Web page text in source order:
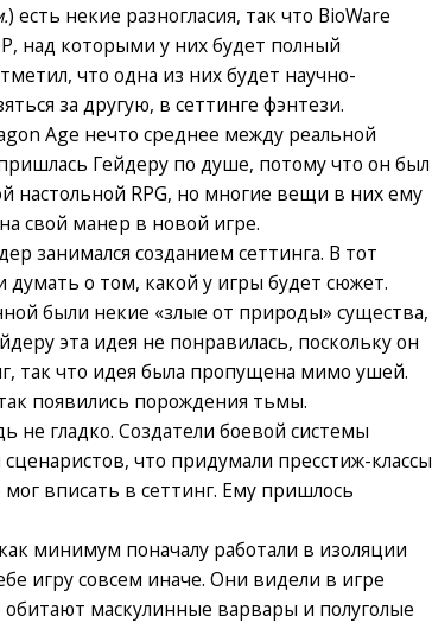
) есть некие разногласия, так что BioWare
над которыми у них будет полный
что одна из них будет научно-
за другую, в сеттинге фэнтези.
Age нечто среднее между реальной
Гейдеру по душе, потому что он был
настольной RPG, но многие вещи в них ему
свой манер в новой игре.
занимался созданием сеттинга. В тот
о том, какой у игры будет сюжет.
были некие «злые от природы» существа,
эта идея не понравилась, поскольку он
так что идея была пропущена мимо ушей.
появились порождения тьмы.
не гладко. Создатели боевой системы
что придумали пресстиж-классы
вписать в сеттинг. Ему пришлось
минимум поначалу работали в изоляции
игру совсем иначе. Они видели в игре
маскулинные варвары и полуголые